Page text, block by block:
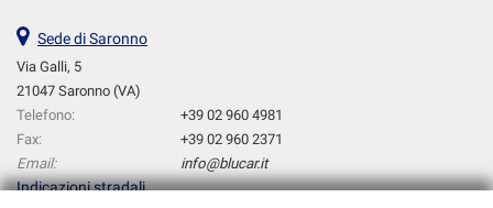
Sede di Saronno
Via Galli, 5
21047 Saronno (VA)
Telefono:
+39 02 960 4981
Fax:
+39 02 960 2371
Email:
info@blucar.it
Indicazioni stradali